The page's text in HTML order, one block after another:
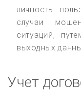
личность
случаи
ситуаций,
выходных
Учет